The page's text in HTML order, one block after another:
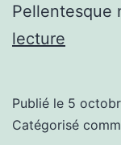
Pellentesque
lecture
Publié le 5
Catégorisé